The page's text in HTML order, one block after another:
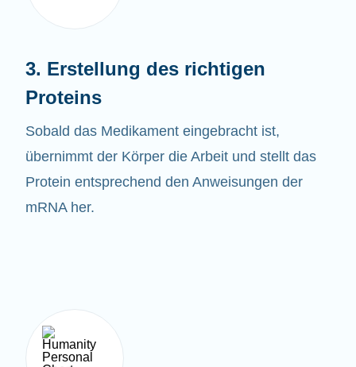
3. Erstellung des richtigen
Proteins
Sobald das Medikament eingebracht ist,
übernimmt der Körper die Arbeit und stellt das
Protein entsprechend den Anweisungen der
mRNA her.